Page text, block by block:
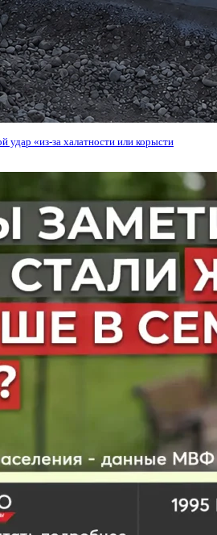
«из-за халатности или корысти